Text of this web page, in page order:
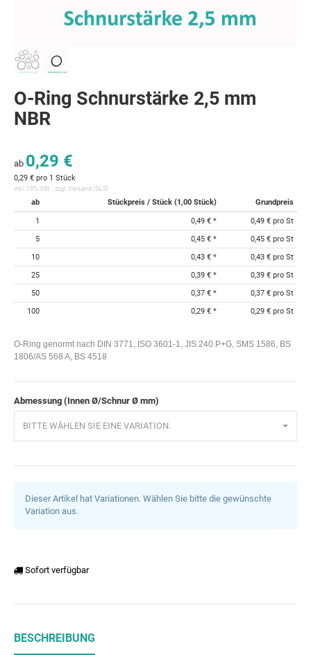
O-Ring Schnurstärke 2,5 mm
NBR
ab 0,29 €
0,29 € pro 1 Stück
inkl. 19% USt. , zzgl. Versand (GLS)
ab Stückpreis / Stück (1,00 Stück) Grundpreis
1 0,49 € *
0,49 € pro St
5
0,45 € *
0,45 € pro St
10
0,43 € *
0,43 € pro St
25
0,39 € *
0,39 € pro St
50
0,37 € *
0,37 € pro St
100
0,29 € * 0,29 € pro St
O-Ring genormt nach DIN 3771, ISO 3601-1, JIS 240 P+G, SMS 1586, BS
1806/AS 568 A, BS 4518
Abmessung (Innen Ø/Schnur Ø mm)
BITTE WÄHLEN SIE EINE VARIATION.
Dieser Artikel hat Variationen. Wählen Sie bitte die gewünschte
Variation aus.
Sofort verfügbar
BESCHREIBUNG